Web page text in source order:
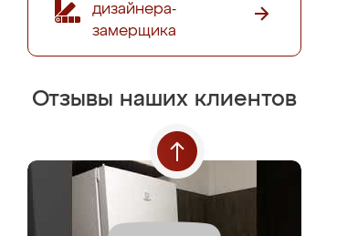
дизайнера-
замерщика
Отзывы наших клиентов